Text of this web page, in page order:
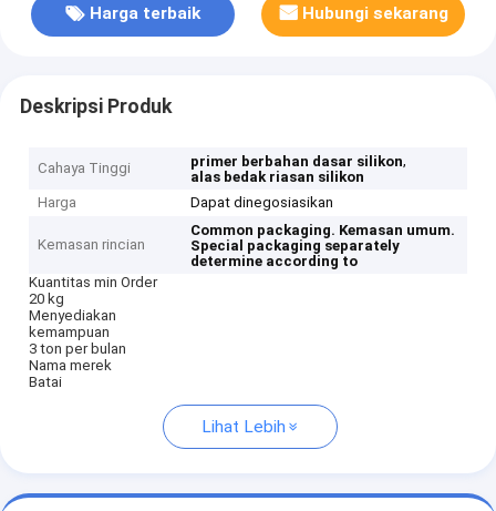
Harga terbaik Hubungi sekarang
Deskripsi Produk
Cahaya Tinggi primer berbahan dasar silikon,
alas bedak riasan silikon
Harga
Dapat dinegosiasikan
Kemasan rincian
Common packaging. Kemasan umum.
Special packaging separately
determine according to
Kuantitas min Order
20 kg
Menyediakan
kemampuan
3 ton per bulan
Nama merek
Batai
Lihat Lebih